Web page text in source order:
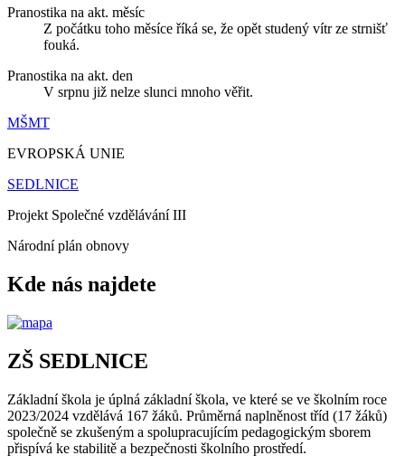
Pranostika na akt. měsíc
Z počátku toho měsíce říká se, že opět studený vítr ze strnišť
fouká.
Pranostika na akt. den
V srpnu již nelze slunci mnoho věřit.
MŠMT
EVROPSKÁ UNIE
SEDLNICE
Projekt Společné vzdělávání III
Národní plán obnovy
Kde nás najdete
ZŠ SEDLNICE
Základní škola je úplná základní škola, ve které se ve školním roce
2023/2024 vzdělává 167 žáků. Průměrná naplněnost tříd (17 žáků)
společně se zkušeným a spolupracujícím pedagogickým sborem
přispívá ke stabilitě a bezpečnosti školního prostředí.